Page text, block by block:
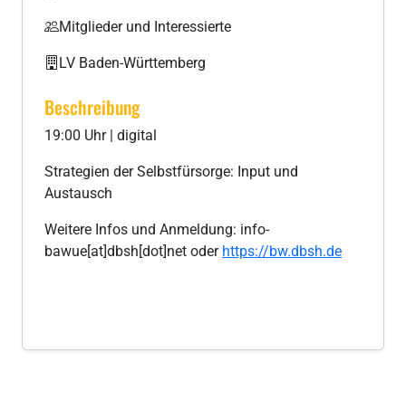
Mitglieder und Interessierte
LV Baden-Württemberg
Beschreibung
19:00 Uhr | digital
Strategien der Selbstfürsorge: Input und
Austausch
Weitere Infos und Anmeldung: info-
bawue[at]dbsh[dot]net oder https://bw.dbsh.de